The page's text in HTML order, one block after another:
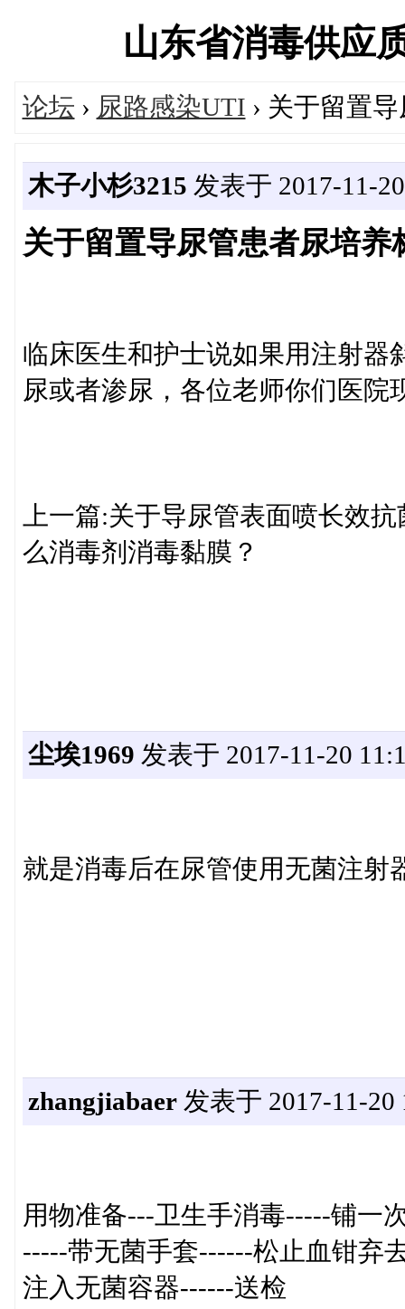
山东省消毒供应
论坛 › 尿路感染UTI › 关于留置
木子小杉3215 发表于 2017-11-
关于留置导尿管患者尿培养
临床医生和护士说如果用注射器
尿或者渗尿，各位老师你们医院
上一篇:关于导尿管表面喷长效
么消毒剂消毒黏膜？
尘埃1969 发表于 2017-11-20
就是消毒后在尿管使用无菌注射
zhangjiabaer发表于 2017-11-20
用物准备---卫生手消毒-----铺一
-----带无菌手套------松止血钳弃
注入无菌容器------送检